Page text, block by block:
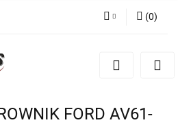
Zarejestruj się
(0)
FORD AV61-